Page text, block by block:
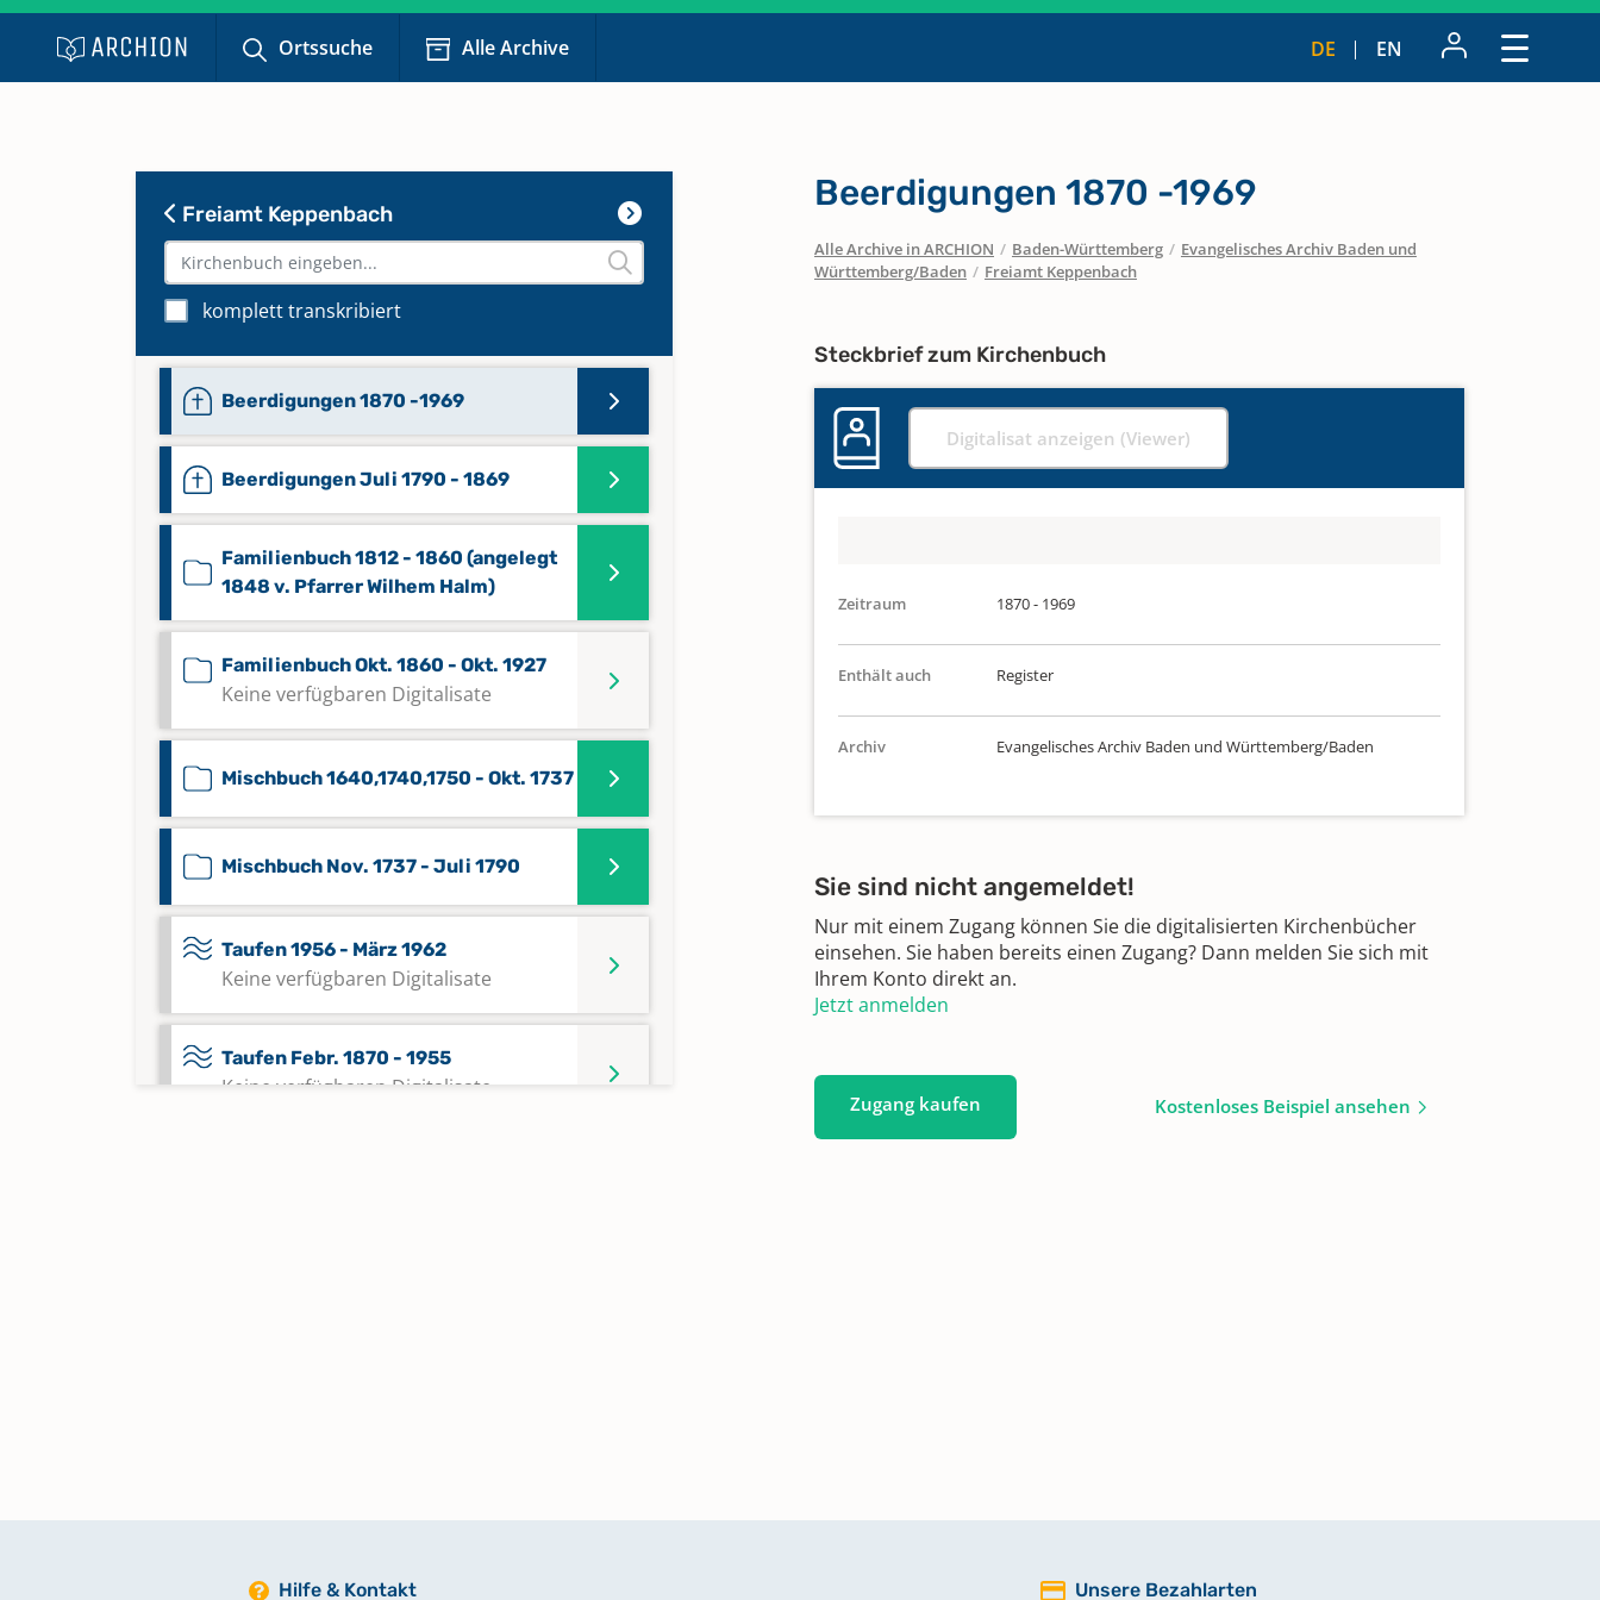
Ortssuche Alle Archive DE EN
Freiamt Keppenbach
komplett transkribiert
Beerdigungen 1870 -1969
Beerdigungen Juli 1790 - 1869
Familienbuch 1812 - 1860 (angelegt
1848 v. Pfarrer Wilhem Halm)
Familienbuch Okt. 1860 - Okt. 1927
Keine verfügbaren Digitalisate
Mischbuch 1640,1740,1750 - Okt. 1737
Mischbuch Nov. 1737 - Juli 1790
Taufen 1956 - März 1962
Keine verfügbaren Digitalisate
Taufen Febr. 1870 - 1955
Keine verfügbaren Digitalisate
Beerdigungen 1870 -1969
Alle Archive in ARCHION / Baden-Württemberg / Evangelisches Archiv Baden und
Württemberg/Baden / Freiamt Keppenbach
Steckbrief zum Kirchenbuch
Digitalisat anzeigen (Viewer)
Zeitraum 1870 - 1969
Enthält auch Register
Archiv Evangelisches Archiv Baden und Württemberg/Baden
Sie sind nicht angemeldet!
Nur mit einem Zugang können Sie die digitalisierten Kirchenbücher
einsehen. Sie haben bereits einen Zugang? Dann melden Sie sich mit
Ihrem Konto direkt an.
Jetzt anmelden
Zugang kaufen Kostenloses Beispiel ansehen
Hilfe & Kontakt Unsere Bezahlarten